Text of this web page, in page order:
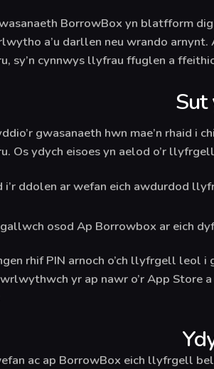
BorrowBox yn blatfform
a’u darllen neu wrando
sy’n cynnwys llyfrau ffuglen a
Sut
gwasanaeth hwn mae’n rhaid
Os ydych eisoes yn aelod o’r
i’r ddolen ar wefan eich awdurdod
osod Ap Borrowbox ar eich
rhif PIN arnoch o’ch llyfrgell
yr ap nawr o’r App Store
ac ap BorrowBox eich llyfrgell